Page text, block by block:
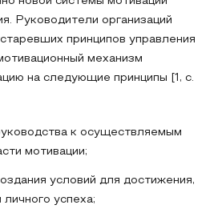
Руководители организаций
принципов управления
механизм
на следующие принципы [1, с.
к осуществляемым
мотивации;
условий для достижения,
успеха;